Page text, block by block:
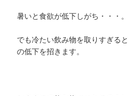
暑いと食欲が低下しがち・・・。
でも冷たい飲み物を取りすぎる
の低下を招きます。